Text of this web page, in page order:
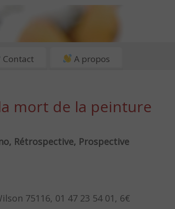
Contact A propos
mort de la peinture
Rétrospective, Prospective
75116, 01 47 23 54 01, 6€